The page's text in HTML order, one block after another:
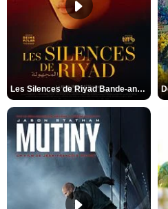
Les Silences de Riyad Bande-annonce VO STFR